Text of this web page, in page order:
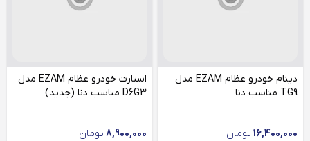
دینام خودرو عظام EZAM مدل
TG9 مناسب دنا
16,400,000 تومان
استارت خودرو عظام EZAM مدل
D6G3 مناسب دنا (جدید)
8,900,000 تومان